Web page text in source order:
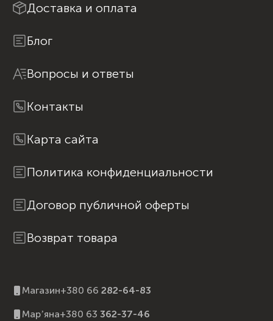
Доставка и оплата
Блог
Вопросы и ответы
Контакты
Карта сайта
Политика конфиденциальности
Договор публичной оферты
Возврат товара
Магазин+380 66 282-64-83
Марʼяна+380 63 362-37-46